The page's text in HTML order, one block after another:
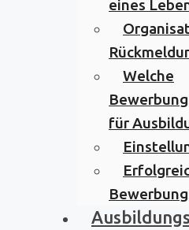
eines
Welche
für